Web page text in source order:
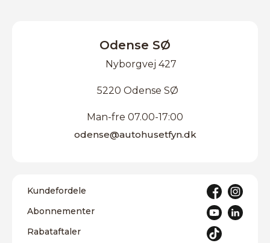
Odense SØ
Nyborgvej 427
5220 Odense SØ
Man-fre 07.00-17:00
odense@autohusetfyn.dk
Kundefordele
Abonnementer
Rabataftaler